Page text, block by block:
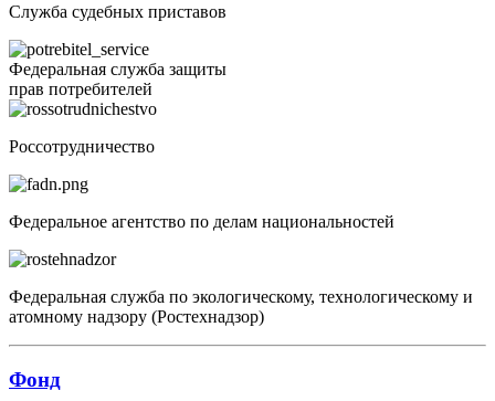
Служба судебных приставов
Федеральная служба защиты
прав потребителей
Россотрудничество
Федеральное агентство по делам национальностей
Федеральная служба по экологическому, технологическому и
атомному надзору (Ростехнадзор)
Фонд